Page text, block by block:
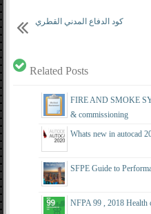
كود الدفاع المدني القطري
Related Posts
FIRE AND SMOKE
& commissioning
Whats new in autocad
SFPE Guide to
NFPA 99 , 2018 Health